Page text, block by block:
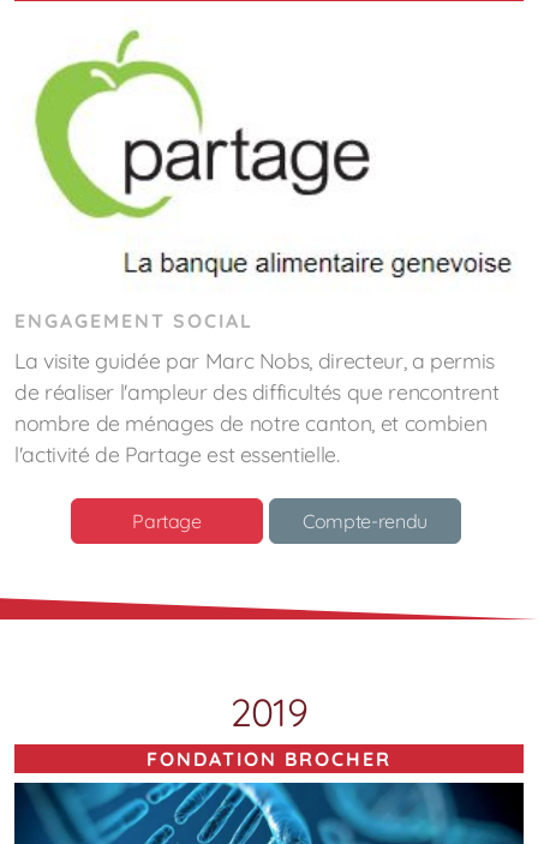
ENGAGEMENT SOCIAL
La visite guidée par Marc Nobs, directeur, a permis
de réaliser l'ampleur des difficultés que rencontrent
nombre de ménages de notre canton, et combien
l'activité de Partage est essentielle.
Partage Compte-rendu
2019
FONDATION BROCHER